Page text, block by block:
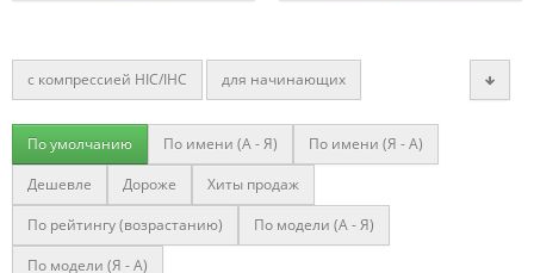
с компрессией HIC/IHC
для начинающих
для парка
профессиональные
с колесами 110 мм
от 8 лет
для стрита от 8 лет
детские
взрослые
от 10 лет
с большими колесами
с колесами 100 мм
от 6 лет
от 6 лет
По умолчанию По имени (A - Я)
По имени (Я - A)
Дешевле
Дороже
Хиты продаж
По рейтингу (возрастанию)
По модели (A - Я)
По модели (Я - A)